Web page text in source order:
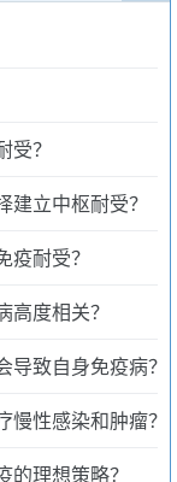
？
立中枢耐受？
耐受？
度相关？
致自身免疫病？
性感染和肿瘤？
理想策略？